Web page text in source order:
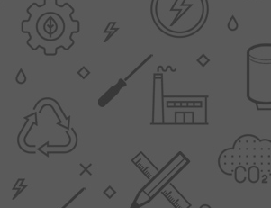
Tabel inch-mm
Bron onderdelen
Expansievaten
Gereedschap